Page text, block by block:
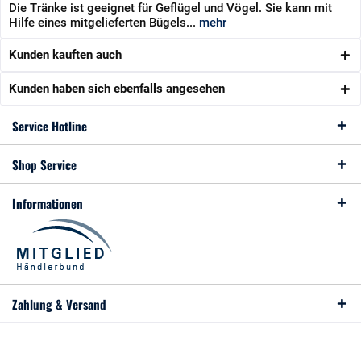
Die Tränke ist geeignet für Geflügel und Vögel. Sie kann mit
Hilfe eines mitgelieferten Bügels... mehr
Kunden kauften auch
Kunden haben sich ebenfalls angesehen
Service Hotline
Shop Service
Informationen
Zahlung & Versand